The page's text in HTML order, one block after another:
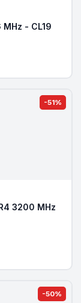
- CL19
-51%
3200 MHz
-50%